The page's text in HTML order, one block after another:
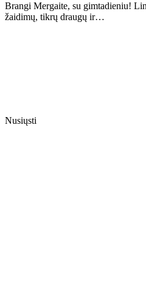
Brangi Mergaite, su gimtadieniu!
žaidimų, tikrų draugų ir…
Nusiųsti